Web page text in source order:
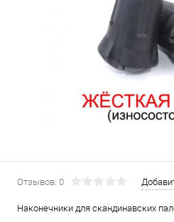
Отзывов: 0
Наконечники для скандинавских